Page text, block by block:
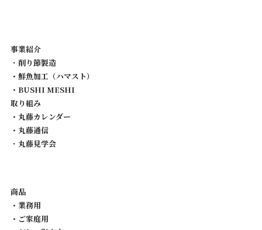
事業紹介
・ 削り節製造
・鮮魚加工（ハマスト）
・BUSHI MESHI
取り組み
・丸藤カレンダー
・丸藤通信
・ 丸藤見学会
商品
・業務用
・ご家庭用